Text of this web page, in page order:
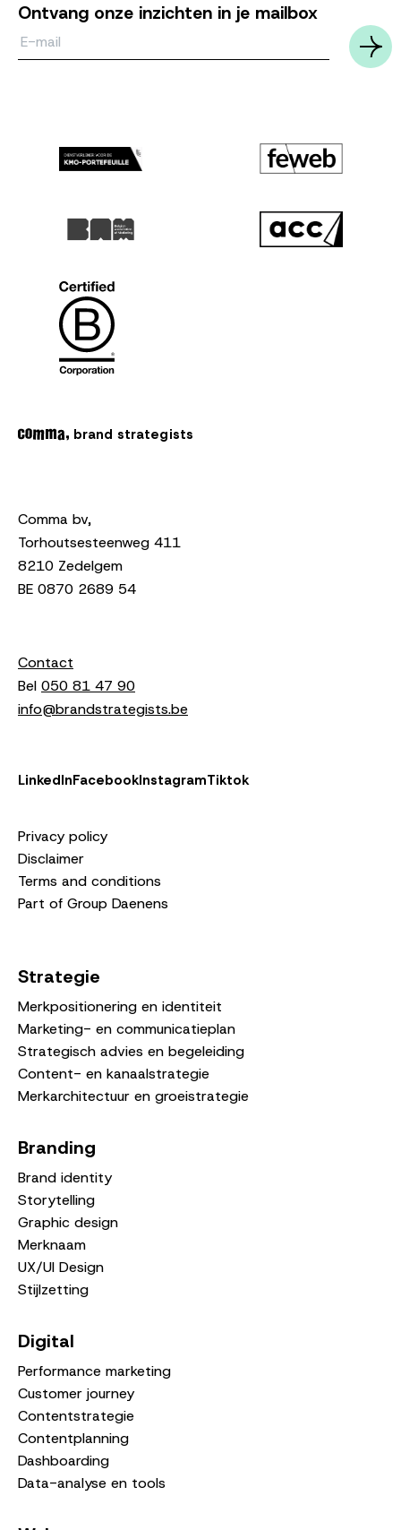
Ontvang onze inzichten in je mailbox
brand strategists
Comma bv,
Torhoutsesteenweg 411
8210 Zedelgem
BE 0870 2689 54
Contact
Bel 050 81 47 90
info@brandstrategists.be
LinkedInFacebookInstagramTiktok
Privacy policy
Disclaimer
Terms and conditions
Part of Group Daenens
Strategie
Merkpositionering en identiteit
Marketing- en communicatieplan
Strategisch advies en begeleiding
Content- en kanaalstrategie
Merkarchitectuur en groeistrategie
Branding
Brand identity
Storytelling
Graphic design
Merknaam
UX/UI Design
Stijlzetting
Digital
Performance marketing
Customer journey
Contentstrategie
Contentplanning
Dashboarding
Data-analyse en tools